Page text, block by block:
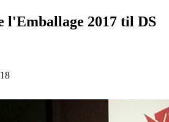
l'Emballage 2017 til DS